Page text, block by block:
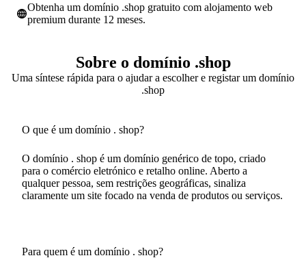
Obtenha um domínio .shop gratuito com alojamento web
premium durante 12 meses.
Sobre o domínio .shop
Uma síntese rápida para o ajudar a escolher e registar um domínio
.shop
O que é um domínio . shop?
O domínio . shop é um domínio genérico de topo, criado
para o comércio eletrónico e retalho online. Aberto a
qualquer pessoa, sem restrições geográficas, sinaliza
claramente um site focado na venda de produtos ou serviços.
Para quem é um domínio . shop?